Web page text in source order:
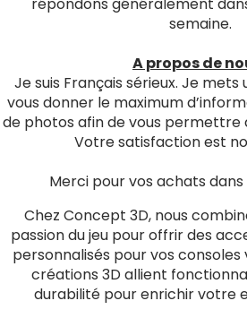
semaine.
A propos de
Je suis Français sérieux. Je mets
vous donner le maximum
de photos afin de vous permettre
Votre satisfaction est
Merci pour vos achats
Chez Concept 3D, nous
passion du jeu pour offrir des
personnalisés pour vos consoles
créations 3D allient
durabilité pour enrichir votre